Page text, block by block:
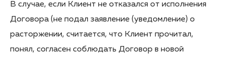
В случае, если Клиент не отказался от исполнения
Договора (не подал заявление (уведомление) о
расторжении, считается, что Клиент прочитал,
понял, согласен соблюдать Договор в новой